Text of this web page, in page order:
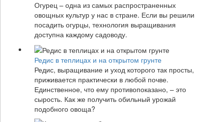
Огурец – одна из самых распространенных
овощных культур у нас в стране. Если вы решили
посадить огурцы, технология выращивания
доступна каждому садоводу.
Редис в теплицах и на открытом грунте
Редис, выращивание и уход которого так просты,
приживается практически в любой почве.
Единственное, что ему противопоказано, – это
сырость. Как же получить обильный урожай
подобного овоща?